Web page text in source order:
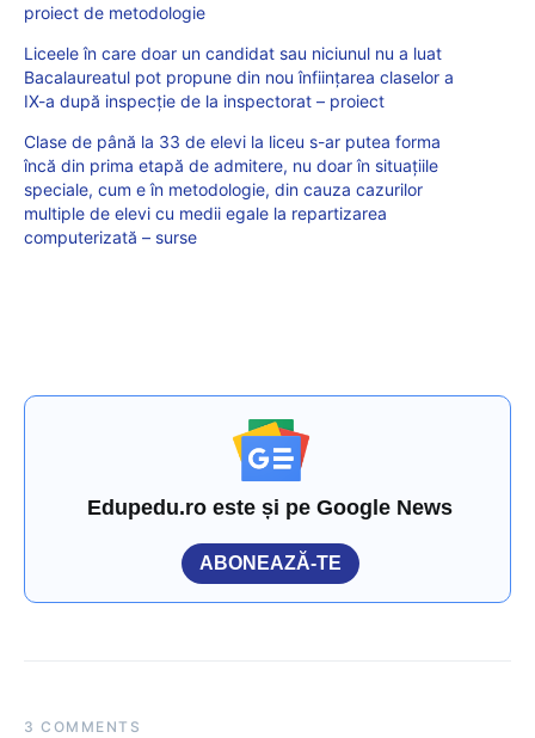
proiect de metodologie
Liceele în care doar un candidat sau niciunul nu a luat
Bacalaureatul pot propune din nou înființarea claselor a
IX-a după inspecție de la inspectorat – proiect
Clase de până la 33 de elevi la liceu s-ar putea forma
încă din prima etapă de admitere, nu doar în situațiile
speciale, cum e în metodologie, din cauza cazurilor
multiple de elevi cu medii egale la repartizarea
computerizată – surse
Edupedu.ro este și pe Google News
ABONEAZĂ-TE
3 COMMENTS